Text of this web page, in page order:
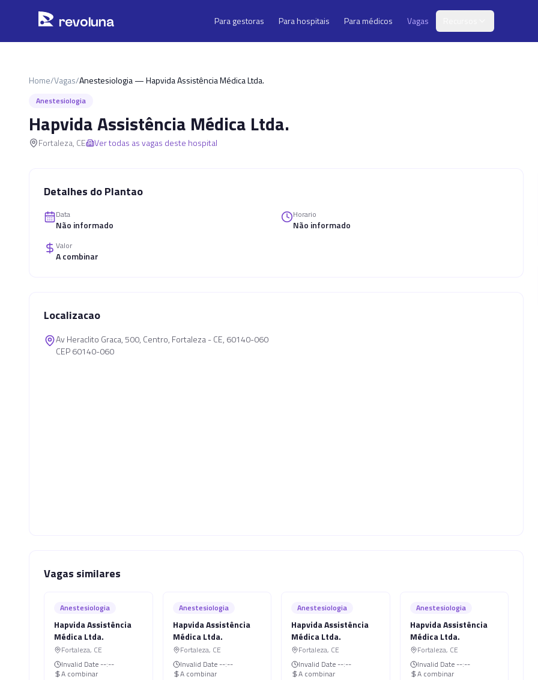
revoluna Para gestoras Para hospitais Para médicos Vagas
Home/Vagas/Anestesiologia — Hapvida Assistência Médica Ltda.
Anestesiologia
Hapvida Assistência Médica Ltda.
Fortaleza, CE Ver todas as vagas deste hospital
Detalhes do Plantao
Data
Não informado
Horario
Não informado
Valor
A combinar
Localizacao
Av Heraclito Graca, 500, Centro, Fortaleza - CE, 60140-060
CEP 60140-060
Vagas similares
Anestesiologia
Hapvida Assistência
Médica Ltda.
Fortaleza, CE
Invalid Date --:--
A combinar
Anestesiologia
Hapvida Assistência
Médica Ltda.
Fortaleza, CE
Invalid Date --:--
A combinar
Anestesiologia
Hapvida Assistência
Médica Ltda.
Fortaleza, CE
Invalid Date --:--
A combinar
Anestesiologia
Hapvida Assistência
Médica Ltda.
Fortaleza, CE
Invalid Date --:--
A combinar